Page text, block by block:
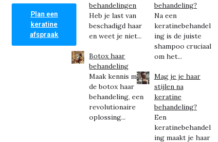
Plan een
keratine
afspraak
behandelingen
Heb je last van
beschadigd haar
en weet je niet...
Botox haar
behandeling
Maak kennis met
de botox haar
behandeling, een
revolutionaire
oplossing...
behandeling?
Na een
keratinebehandel
ing is de juiste
shampoo cruciaal
om het...
Mag je je haar
stijlen na
keratine
behandeling?
Een
keratinebehandel
ing maakt je haar